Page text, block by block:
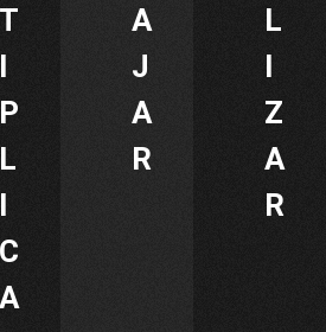
T
I
P
L
I
C
A
A
J
A
R
L
I
Z
A
R